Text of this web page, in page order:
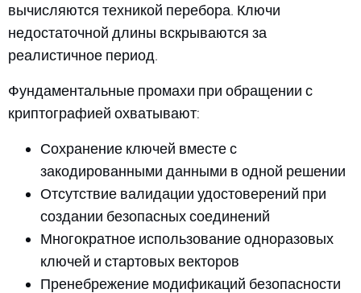
вычисляются техникой перебора. Ключи
недостаточной длины вскрываются за
реалистичное период.
Фундаментальные промахи при обращении с
криптографией охватывают:
Сохранение ключей вместе с
закодированными данными в одной решении
Отсутствие валидации удостоверений при
создании безопасных соединений
Многократное использование одноразовых
ключей и стартовых векторов
Пренебрежение модификаций безопасности